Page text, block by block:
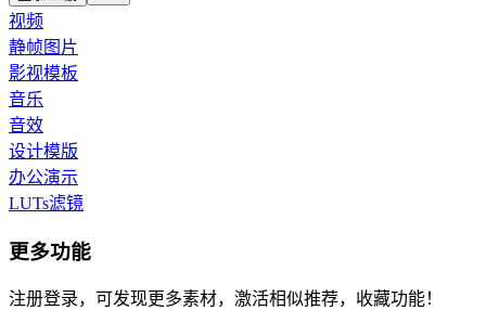
视频
静帧图片
影视模板
音乐
音效
设计模版
办公演示
LUTs滤镜
更多功能
注册登录，可发现更多素材，激活相似推荐，收藏功能！